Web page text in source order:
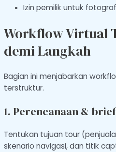
Izin pemilik untuk
Workflow Virtual
demi Langkah
Bagian ini menjabarkan
terstruktur.
1. Perencanaan &
Tentukan tujuan tour
skenario navigasi, dan titik